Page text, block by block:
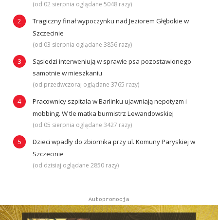
(od 02 sierpnia oglądane 5048 razy)
Tragiczny finał wypoczynku nad Jeziorem Głębokie w
Szczecinie
(od 03 sierpnia oglądane 3856 razy)
Sąsiedzi interweniują w sprawie psa pozostawionego
samotnie w mieszkaniu
(od przedwczoraj oglądane 3765 razy)
Pracownicy szpitala w Barlinku ujawniają nepotyzm i
mobbing. W tle matka burmistrz Lewandowskiej
(od 05 sierpnia oglądane 3427 razy)
Dzieci wpadły do zbiornika przy ul. Komuny Paryskiej w
Szczecinie
(od dzisiaj oglądane 2850 razy)
Autopromocja